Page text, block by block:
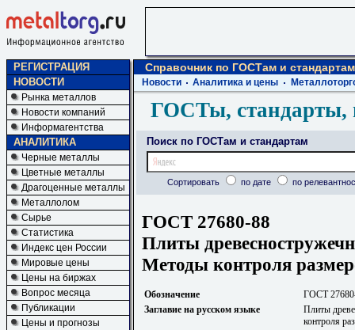
РЕГИСТРАЦИЯ
НОВОСТИ
Рынка металлов
Новости компаний
Информагентства
АНАЛИТИКА
Черные металлы
Цветные металлы
Драгоценные металлы
Металлолом
Сырье
Статистика
Индекс цен России
Мировые цены
Цены на биржах
Вопрос месяца
Публикации
Цены и прогнозы
Справочник по ГОСТам и стандартам
Новости Аналитика и цены
ГОСТы, стандарты,
Поиск по ГОСТам и стандартам
Сортировать по дате по
ГОСТ 27680-88
Плиты
Методы контроля
Обозначение
ГОСТ
Заглавие на русском языке
Плиты
контроля